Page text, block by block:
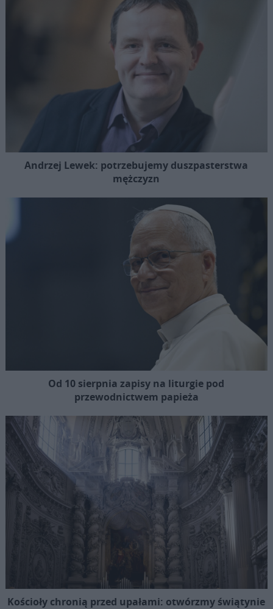
Andrzej Lewek: potrzebujemy duszpasterstwa
mężczyzn
Od 10 sierpnia zapisy na liturgie pod
przewodnictwem papieża
Kościoły chronią przed upałami: otwórzmy świątynie